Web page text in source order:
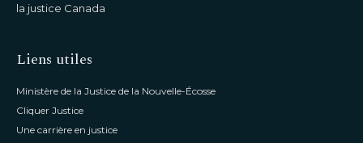
la justice Canada
Liens utiles
Ministère de la Justice de la Nouvelle-Écosse
Cliquer Justice
Une carrière en justice